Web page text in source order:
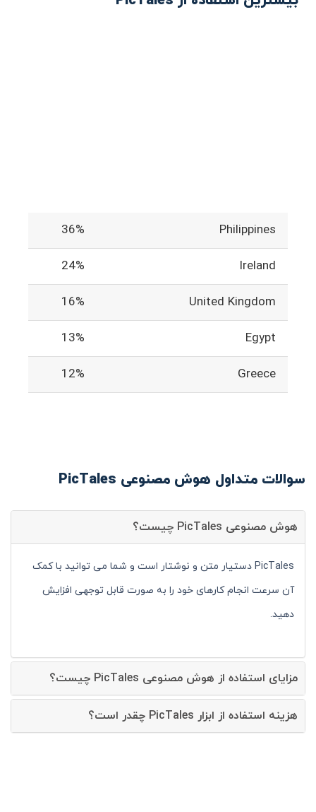
Philippines
36%
Ireland
24%
United Kingdom
16%
Egypt
13%
Greece
12%
سوالات متداول هوش مصنوعی PicTales
هوش مصنوعی PicTales چیست؟
PicTales دستیار متن و نوشتار است و شما می توانید با کمک
آن سرعت انجام کارهای خود را به صورت قابل توجهی افزایش
دهید.
مزایای استفاده از هوش مصنوعی PicTales چیست؟
هزینه استفاده از ابزار PicTales چقدر است؟